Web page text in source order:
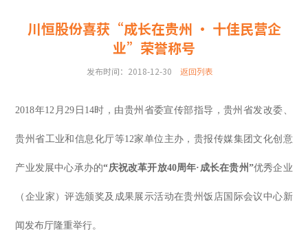
川恒股份喜获“成长在贵州 · 十佳民营企
业”荣誉称号
发布时间：2018-12-30 返回列表
2018年12月29日14时，由贵州省委宣传部指导，贵州省发改委、
贵州省工业和信息化厅等12家单位主办，贵报传媒集团文化创意
产业发展中心承办的“庆祝改革开放40周年·成长在贵州”优秀企业
（企业家）评选颁奖及成果展示活动在贵州饭店国际会议中心新
闻发布厅隆重举行。